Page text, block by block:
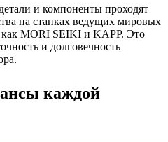
и компоненты проходят
на станках ведущих мировых
как MORI SEIKI и KAPP. Это
и долговечность
каждой